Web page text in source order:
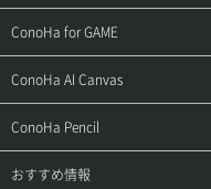
用語集
お問い合わせ
お乗り換えガイド
よくある質問
ご利用ガイド
APIドキュメントVPS2.0
APIドキュメントVPS3.0
サポートトップ
ご利用ガイド
APIドキュメントVPS2.0
ConoHa for GAME
サポートトップ
ご利用ガイド
ConoHa AI Canvas
サポートトップ
ご利用ガイド
ConoHa Pencil
サポートトップ
おすすめ情報